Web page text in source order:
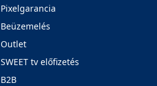
Pixelgarancia
Beüzemelés
Outlet
SWEET tv előfizetés
B2B